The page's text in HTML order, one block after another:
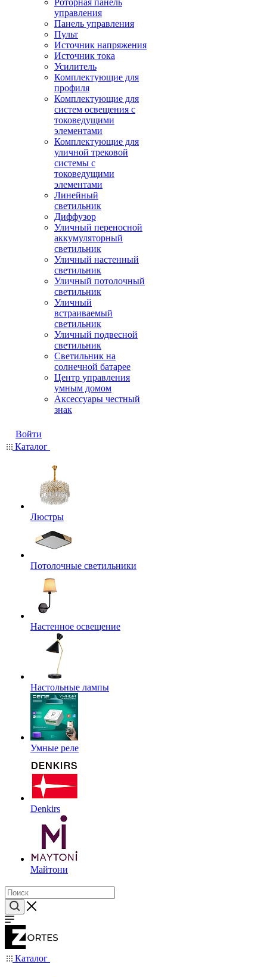
Роторная панель
управления
Панель управления
Пульт
Источник напряжения
Источник тока
Усилитель
Комплектующие для
профиля
Комплектующие для
систем освещения с
токоведущими
элементами
Комплектующие для
уличной трековой
системы с
токоведущими
элементами
Линейный
светильник
Диффузор
Уличный переносной
аккумуляторный
светильник
Уличный настенный
светильник
Уличный потолочный
светильник
Уличный
встраиваемый
светильник
Уличный подвесной
светильник
Светильник на
солнечной батарее
Центр управления
умным домом
Аксессуары честный
знак
Войти
Каталог
Люстры
Потолочные светильники
Настенное освещение
Настольные лампы
Умные реле
Denkirs
Майтони
Каталог